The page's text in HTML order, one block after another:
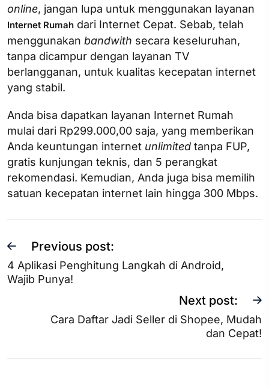
online, jangan lupa untuk menggunakan layanan
Internet Rumah dari Internet Cepat. Sebab, telah
menggunakan bandwith secara keseluruhan,
tanpa dicampur dengan layanan TV
berlangganan, untuk kualitas kecepatan internet
yang stabil.
Anda bisa dapatkan layanan Internet Rumah
mulai dari Rp299.000,00 saja, yang memberikan
Anda keuntungan internet unlimited tanpa FUP,
gratis kunjungan teknis, dan 5 perangkat
rekomendasi. Kemudian, Anda juga bisa memilih
satuan kecepatan internet lain hingga 300 Mbps.
Previous post:
4 Aplikasi Penghitung Langkah di Android,
Wajib Punya!
Next post:
Cara Daftar Jadi Seller di Shopee, Mudah
dan Cepat!